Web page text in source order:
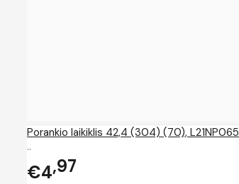
Porankio laikiklis 42,4 (304) (70), L21NP065
..
€4 97